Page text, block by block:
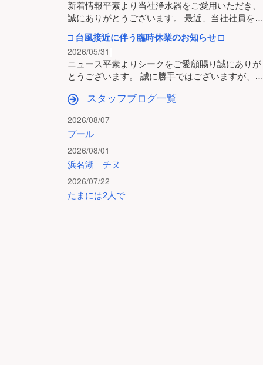
新着情報平素より当社浄水器をご愛用いただき、
誠にありがとうございます。 最近、当社社員を…
□ 台風接近に伴う臨時休業のお知らせ □
2026/05/31
ニュース平素よりシークをご愛顧賜り誠にありが
とうございます。 誠に勝手ではございますが、…
スタッフブログ一覧
2026/08/07
プール
2026/08/01
浜名湖 チヌ
2026/07/22
たまには2人で